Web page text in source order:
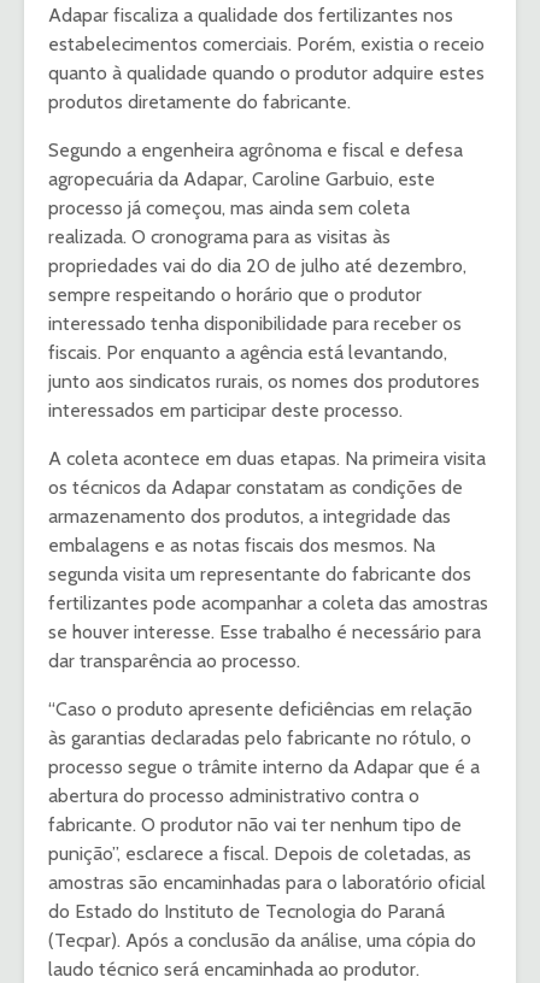
Adapar fiscaliza a qualidade dos fertilizantes nos
estabelecimentos comerciais. Porém, existia o receio
quanto à qualidade quando o produtor adquire estes
produtos diretamente do fabricante.
Segundo a engenheira agrônoma e fiscal e defesa
agropecuária da Adapar, Caroline Garbuio, este
processo já começou, mas ainda sem coleta
realizada. O cronograma para as visitas às
propriedades vai do dia 20 de julho até dezembro,
sempre respeitando o horário que o produtor
interessado tenha disponibilidade para receber os
fiscais. Por enquanto a agência está levantando,
junto aos sindicatos rurais, os nomes dos produtores
interessados em participar deste processo.
A coleta acontece em duas etapas. Na primeira visita
os técnicos da Adapar constatam as condições de
armazenamento dos produtos, a integridade das
embalagens e as notas fiscais dos mesmos. Na
segunda visita um representante do fabricante dos
fertilizantes pode acompanhar a coleta das amostras
se houver interesse. Esse trabalho é necessário para
dar transparência ao processo.
“Caso o produto apresente deficiências em relação
às garantias declaradas pelo fabricante no rótulo, o
processo segue o trâmite interno da Adapar que é a
abertura do processo administrativo contra o
fabricante. O produtor não vai ter nenhum tipo de
punição”, esclarece a fiscal. Depois de coletadas, as
amostras são encaminhadas para o laboratório oficial
do Estado do Instituto de Tecnologia do Paraná
(Tecpar). Após a conclusão da análise, uma cópia do
laudo técnico será encaminhada ao produtor.